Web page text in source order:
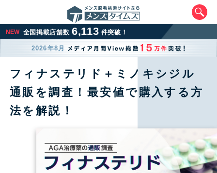
NEW 全国掲載店舗数 6,113 件突破！
2026年8月
フィナステリド＋ミノキシジル
通販を調査！最安値で購入する方
法を解説！